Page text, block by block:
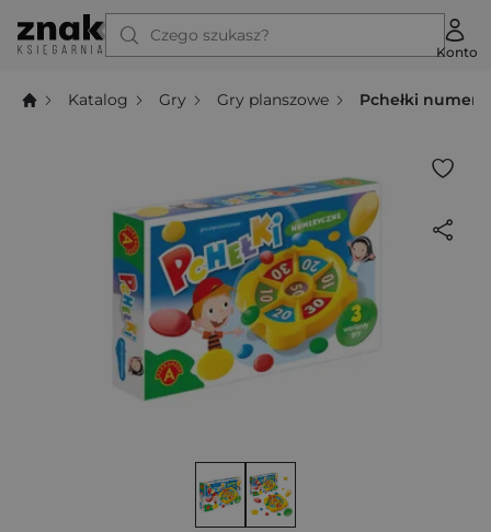
Czego szukasz?
Konto
Katalog Gry Gry planszowe Pchełki